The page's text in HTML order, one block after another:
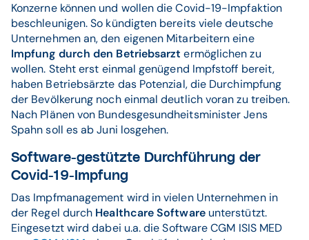
Konzerne können und wollen die Covid-19-Impfaktion
beschleunigen. So kündigten bereits viele deutsche
Unternehmen an, den eigenen Mitarbeitern eine
Impfung durch den Betriebsarzt ermöglichen zu
wollen. Steht erst einmal genügend Impfstoff bereit,
haben Betriebsärzte das Potenzial, die Durchimpfung
der Bevölkerung noch einmal deutlich voran zu treiben.
Nach Plänen von Bundesgesundheitsminister Jens
Spahn soll es ab Juni losgehen.
Software-gestützte Durchführung der
Covid-19-Impfung
Das Impfmanagement wird in vielen Unternehmen in
der Regel durch Healthcare Softwareunterstützt.
Eingesetzt wird dabei u.a. die Software CGM ISIS MED